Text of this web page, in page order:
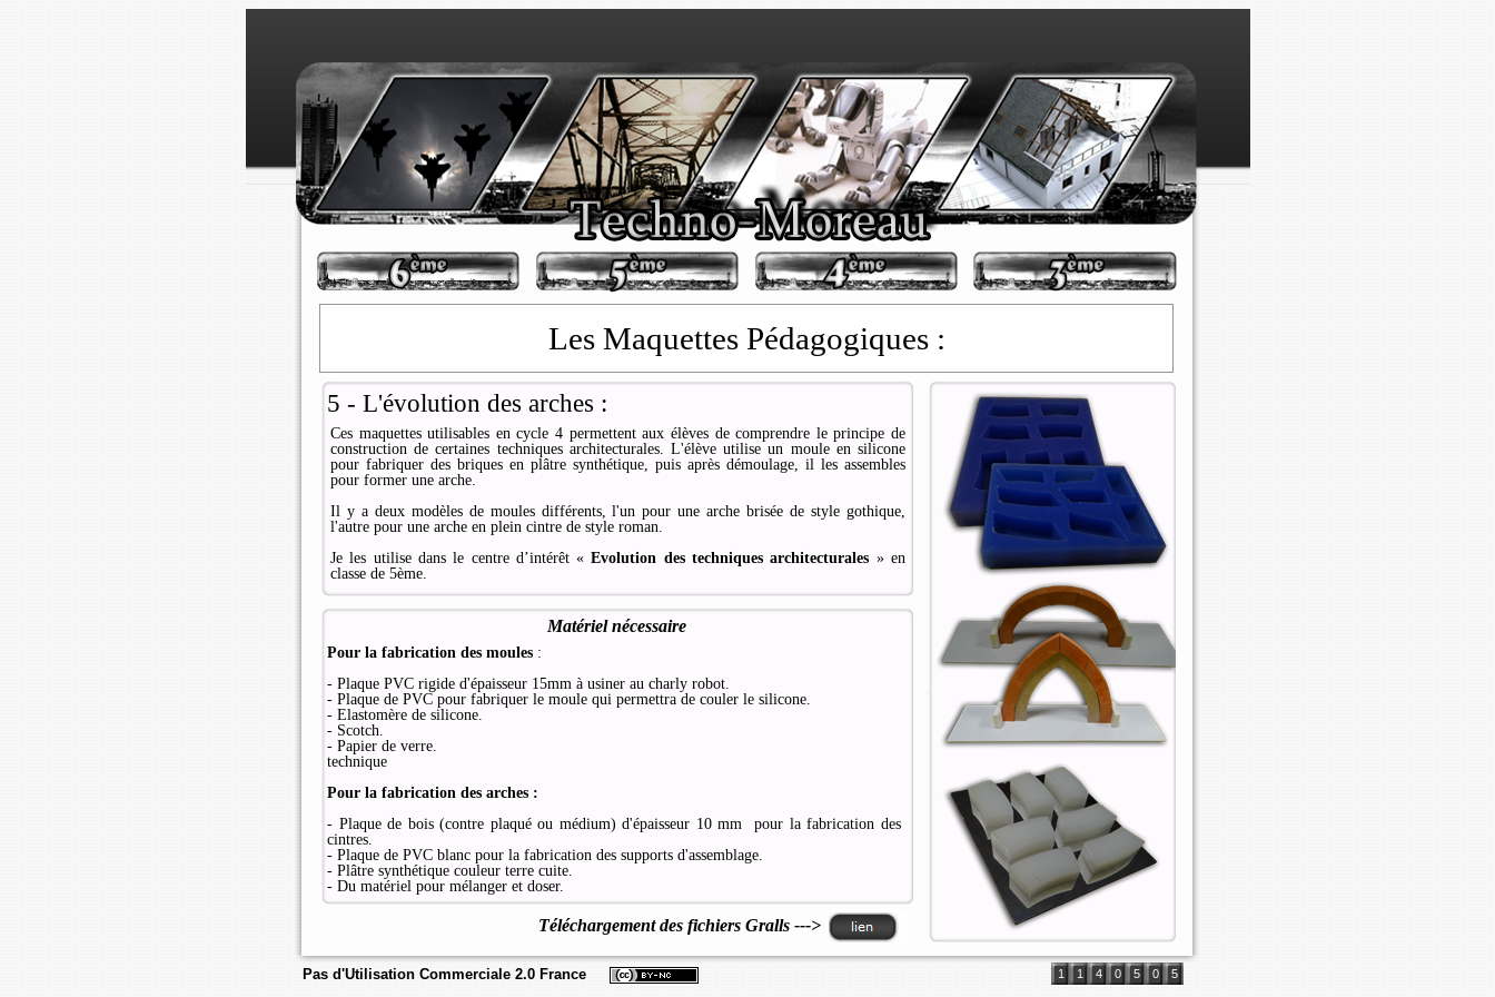
Les Maquettes Pédagogiques :
5 - L'évolution des arches :
Ces maquettes utilisables en cycle 4 permettent aux élèves de comprendre le principe de
construction de certaines techniques architecturales. L'élève utilise un moule en silicone
pour fabriquer des briques en plâtre synthétique, puis après démoulage, il les assembles
pour former une arche.
Il y a deux modèles de moules différents, l'un pour une arche brisée de style gothique,
l'autre pour une arche en plein cintre de style roman.
Je les utilise dans le centre d’intérêt « Evolution des techniques architecturales » en
classe de 5ème.
Matériel nécessaire
Pour la fabrication des moules :
- Plaque PVC rigide d'épaisseur 15mm à usiner au charly robot.
- Plaque de PVC pour fabriquer le moule qui permettra de couler le silicone.
- Elastomère de silicone.
- Scotch.
- Papier de verre.
technique
Pour la fabrication des arches :
- Plaque de bois (contre plaqué ou médium) d'épaisseur 10 mm pour la fabrication des
cintres.
- Plaque de PVC blanc pour la fabrication des supports d'assemblage.
- Plâtre synthétique couleur terre cuite.
- Du matériel pour mélanger et doser.
Téléchargement des fichiers Gralls --->
1 1 4 0 5 0 5
Pas d'Utilisation Commerciale 2.0 France